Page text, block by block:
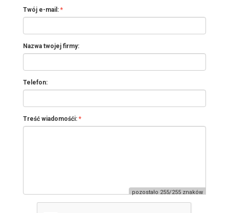
Twój e-mail:
Nazwa twojej firmy:
Telefon:
Treść wiadomośći:
pozostało 255/255 znaków